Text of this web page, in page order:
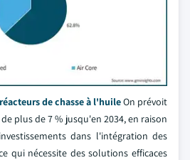
de chasse à l'huileOn prévoit
plus de 7 % jusqu'en 2034, en raison
dans l'intégration des
qui nécessite des solutions efficaces